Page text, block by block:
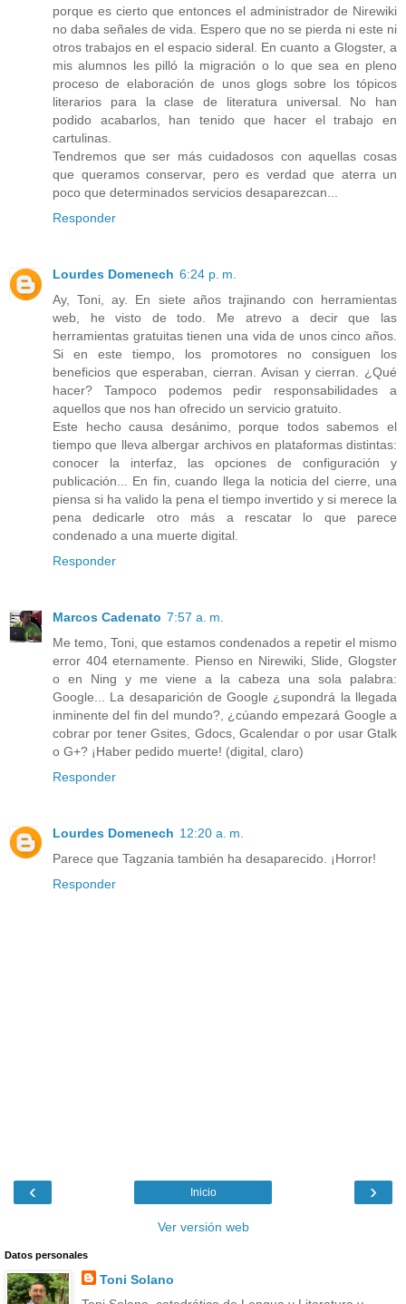
porque es cierto que entonces el administrador de Nirewiki
no daba señales de vida. Espero que no se pierda ni este ni
otros trabajos en el espacio sideral. En cuanto a Glogster, a
mis alumnos les pilló la migración o lo que sea en pleno
proceso de elaboración de unos glogs sobre los tópicos
literarios para la clase de literatura universal. No han
podido acabarlos, han tenido que hacer el trabajo en
cartulinas.
Tendremos que ser más cuidadosos con aquellas cosas
que queramos conservar, pero es verdad que aterra un
poco que determinados servicios desaparezcan...
Responder
Lourdes Domenech 6:24 p. m.
Ay, Toni, ay. En siete años trajinando con herramientas
web, he visto de todo. Me atrevo a decir que las
herramientas gratuitas tienen una vida de unos cinco años.
Si en este tiempo, los promotores no consiguen los
beneficios que esperaban, cierran. Avisan y cierran. ¿Qué
hacer? Tampoco podemos pedir responsabilidades a
aquellos que nos han ofrecido un servicio gratuito.
Este hecho causa desánimo, porque todos sabemos el
tiempo que lleva albergar archivos en plataformas distintas:
conocer la interfaz, las opciones de configuración y
publicación... En fin, cuando llega la noticia del cierre, una
piensa si ha valido la pena el tiempo invertido y si merece la
pena dedicarle otro más a rescatar lo que parece
condenado a una muerte digital.
Responder
Marcos Cadenato 7:57 a. m.
Me temo, Toni, que estamos condenados a repetir el mismo
error 404 eternamente. Pienso en Nirewiki, Slide, Glogster
o en Ning y me viene a la cabeza una sola palabra:
Google... La desaparición de Google ¿supondrá la llegada
inminente del fin del mundo?, ¿cúando empezará Google a
cobrar por tener Gsites, Gdocs, Gcalendar o por usar Gtalk
o G+? ¡Haber pedido muerte! (digital, claro)
Responder
Lourdes Domenech 12:20 a. m.
Parece que Tagzania también ha desaparecido. ¡Horror!
Responder
‹ ›
Inicio
Ver versión web
Datos personales
Toni Solano